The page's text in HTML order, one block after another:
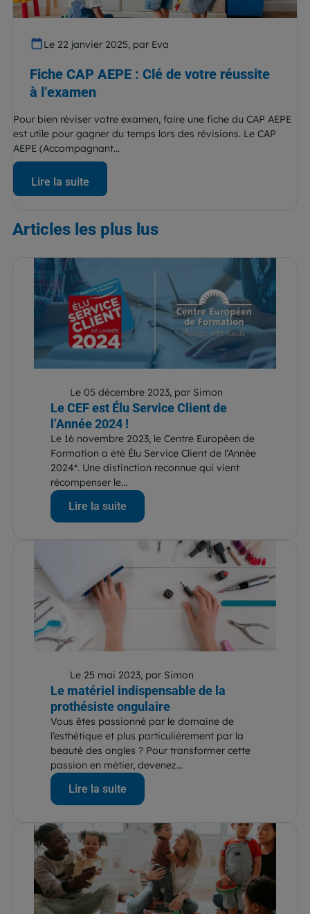
Le 22 janvier 2025, par Eva
Fiche CAP AEPE : Clé de votre réussite
à l’examen
Pour bien réviser votre examen, faire une fiche du CAP AEPE
est utile pour gagner du temps lors des révisions. Le CAP
AEPE (Accompagnant...
Lire la suite
Articles les plus lus
Le 05 décembre 2023, par Simon
Le CEF est Élu Service Client de
l’Année 2024 !
Le 16 novembre 2023, le Centre Européen de
Formation a été Élu Service Client de l’Année
2024*. Une distinction reconnue qui vient
récompenser le...
Lire la suite
Le 25 mai 2023, par Simon
Le matériel indispensable de la
prothésiste ongulaire
Vous êtes passionné par le domaine de
l’esthétique et plus particulièrement par la
beauté des ongles ? Pour transformer cette
passion en métier, devenez...
Lire la suite